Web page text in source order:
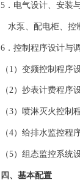
5．电气设计、安装
水泵、配电柜、控
6．控制程序设计与
（1）变频控制程序
（2）抄表计费程序
（3）喷淋灭火控制
（4）给排水监控程
（5）组态监控系统
四、基本配置